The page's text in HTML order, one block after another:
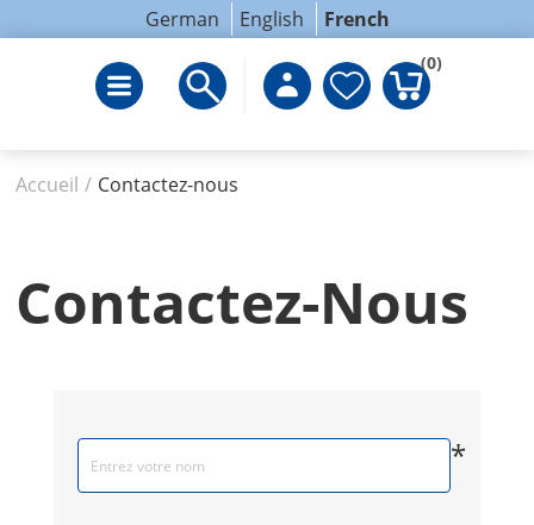
German English French
(0)
Accueil / Contactez-nous
Contactez-Nous
*